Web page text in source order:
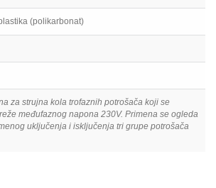
(polikarbonat)
za strujna kola trofaznih potrošača koji se
međufaznog napona 230V. Primena se ogleda
uključenja i isključenja tri grupe potrošača